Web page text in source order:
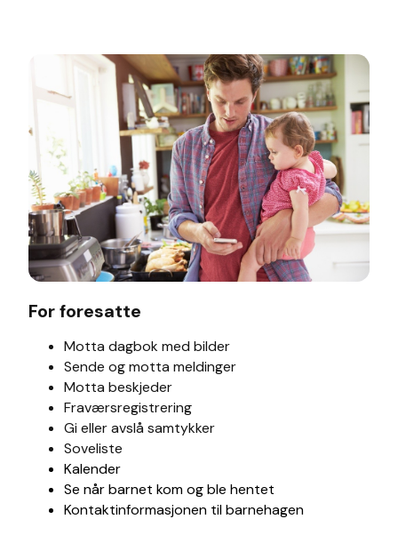
For foresatte
Motta dagbok med bilder
Sende og motta meldinger
Motta beskjeder
Fraværsregistrering
Gi eller avslå samtykker
Soveliste
Kalender
Se når barnet kom og ble hentet
Kontaktinformasjonen til barnehagen